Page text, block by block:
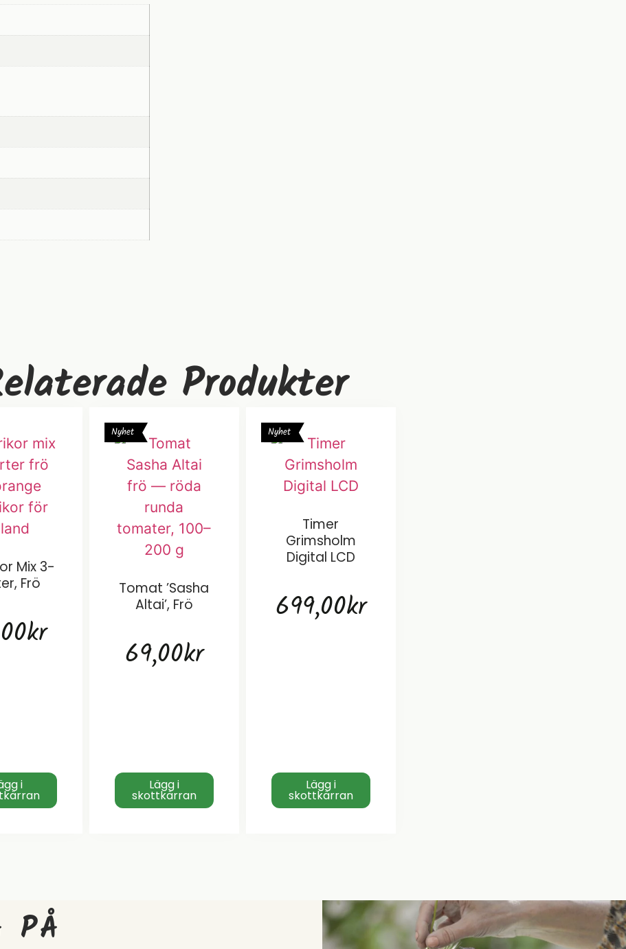
Produkter
Mix 3-
Frö
kr
i
Nyhet
Tomat ’Sasha
Altai’, Frö
69,00kr
Lägg i
skottkärran
Nyhet
Timer
Grimsholm
Digital LCD
699,00kr
Lägg i
skottkärran
PÅ